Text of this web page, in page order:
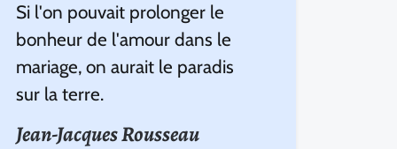
Si l'on pouvait prolonger le
bonheur de l'amour dans le
mariage, on aurait le paradis
sur la terre.
Jean-Jacques Rousseau